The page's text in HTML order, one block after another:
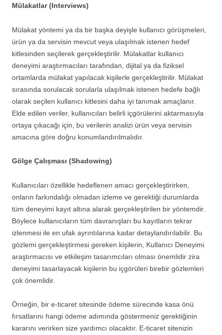
Mülakatlar (Interviews)
Mülakat yöntemi ya da bir başka deyişle kullanıcı görüşmeleri,
ürün ya da servisin mevcut veya ulaşılmak istenen hedef
kitlesinden seçilerek gerçekleştirilir. Mülakatlar kullanıcı
deneyimi araştırmacıları tarafından, dijital ya da fiziksel
ortamlarda mülakat yapılacak kişilerle gerçekleştirilir. Mülakat
sırasında sorulacak sorularla ulaşılmak istenen hedefe bağlı
olarak seçilen kullanıcı kitlesini daha iyi tanımak amaçlanır.
Elde edilen veriler, kullanıcıları belirli içgörülerini aktarmasıyla
ortaya çıkacağı için, bu verilerin analizi ürün veya servisin
amacına göre doğru konumlandırılmalıdır.
Gölge Çalışması (Shadowing)
Kullanıcıları özellikle hedeflenen amacı gerçekleştirirken,
onların farkındalığı olmadan izleme ve gerektiği durumlarda
tüm deneyimi kayıt altına alarak gerçekleştirilen bir yöntemdir.
Böylece kullanıcıların tüm davranışları bu kayıtların tekrar
izlenmesi ile en ufak ayrıntılarına kadar detaylandırılabilir. Bu
gözlemi gerçekleştirmesi gereken kişilerin, Kullanıcı Deneyimi
araştırmacısı ve etkileşim tasarımcıları olması önemlidir zira
deneyimi tasarlayacak kişilerin bu içgörüleri birebir gözlemleri
çok önemlidir.
Örneğin, bir e-ticaret sitesinde ödeme sürecinde kasa önü
fırsatlarını hangi ödeme adımında göstermeniz gerektiğinin
kararını verirken size yardımcı olacaktır. E-ticaret sitenizin